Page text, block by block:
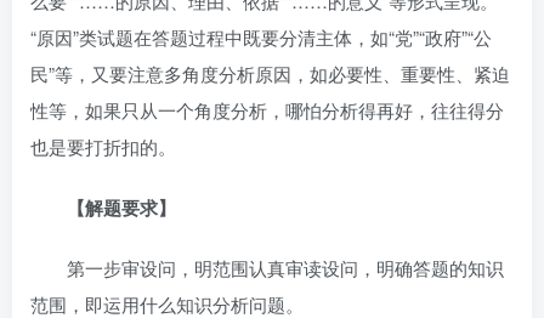
“原因”类试题在答题过程中既要分清主体，如“党”“政府”“公
民”等，又要注意多角度分析原因，如必要性、重要性、紧迫
性等，如果只从一个角度分析，哪怕分析得再好，往往得分
也是要打折扣的。
【解题要求】
第一步审设问，明范围认真审读设问，明确答题的知识
范围，即运用什么知识分析问题。